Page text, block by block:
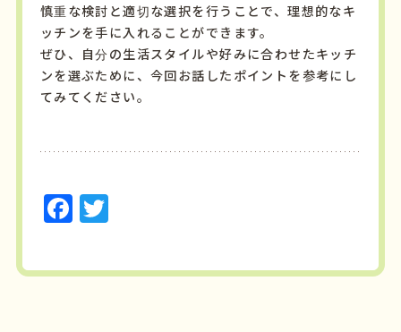
慎重な検討と適切な選択を行うことで、理想的なキ
ッチンを手に入れることができます。
ぜひ、自分の生活スタイルや好みに合わせたキッチ
ンを選ぶために、今回お話したポイントを参考にし
てみてください。
F
c
T
it